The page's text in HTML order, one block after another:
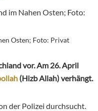
Osten; Foto: Privat
vor. Am 26. April
(Hizb Allah) verhängt.
der Polizei durchsucht.